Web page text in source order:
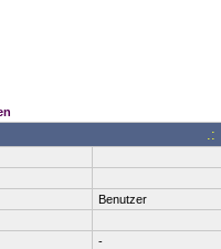
.:
Benutzer
-